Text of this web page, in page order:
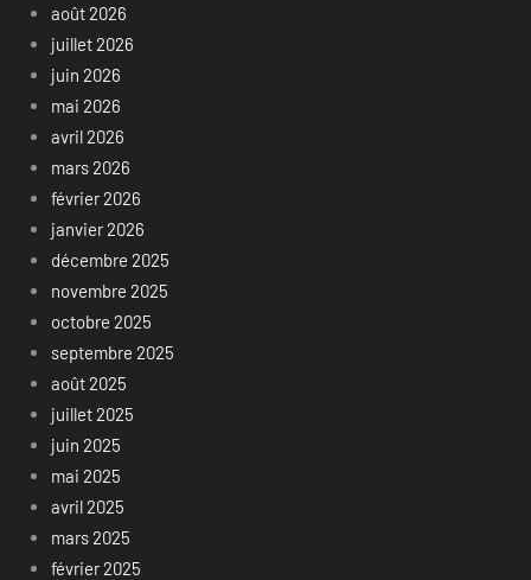
août 2026
juillet 2026
juin 2026
mai 2026
avril 2026
mars 2026
février 2026
janvier 2026
décembre 2025
novembre 2025
octobre 2025
septembre 2025
août 2025
juillet 2025
juin 2025
mai 2025
avril 2025
mars 2025
février 2025